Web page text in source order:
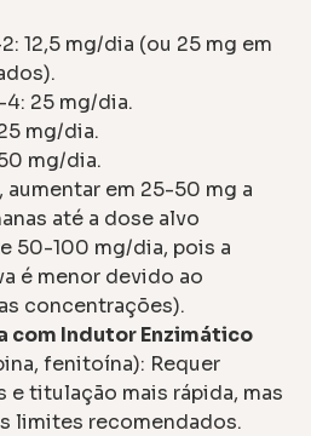
12,5 mg/dia (ou 25 mg em
4: 25 mg/dia.
mg/dia.
mg/dia.
aumentar em 25-50 mg a
até a dose alvo
50-100 mg/dia, pois a
é menor devido ao
concentrações).
com Indutor Enzimático
fenitoína): Requer
e titulação mais rápida, mas
limites recomendados.